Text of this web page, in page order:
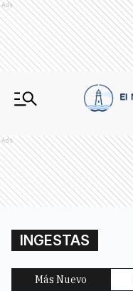
Ads
Ads
INGESTAS
Más Nuevo